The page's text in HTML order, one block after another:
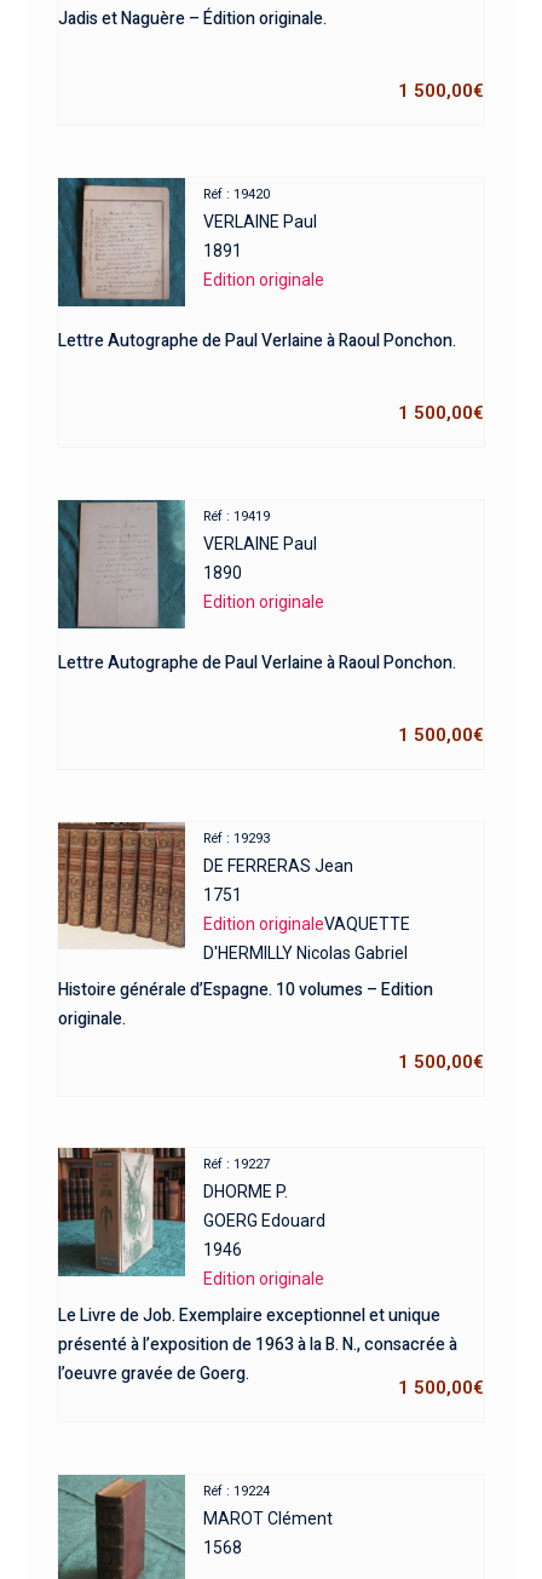
Jadis et Naguère – Édition originale.
1 500,00€
Réf : 19420
VERLAINE Paul
1891
Edition originale
Lettre Autographe de Paul Verlaine à Raoul Ponchon.
1 500,00€
Réf : 19419
VERLAINE Paul
1890
Edition originale
Lettre Autographe de Paul Verlaine à Raoul Ponchon.
1 500,00€
Réf : 19293
DE FERRERAS Jean
1751
Edition originaleVAQUETTE
D'HERMILLY Nicolas Gabriel
Histoire générale d’Espagne. 10 volumes – Edition
originale.
1 500,00€
Réf : 19227
DHORME P.
GOERG Edouard
1946
Edition originale
Le Livre de Job. Exemplaire exceptionnel et unique
présenté à l’exposition de 1963 à la B. N., consacrée à
l’oeuvre gravée de Goerg.
1 500,00€
Réf : 19224
MAROT Clément
1568